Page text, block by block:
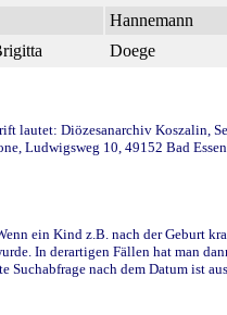
Hannemann
Doege
Diözesanarchiv Koszalin,
Ludwigsweg 10, 49152 Bad
ein Kind z.B. nach der Geburt
In derartigen Fällen hat man
nach dem Datum ist